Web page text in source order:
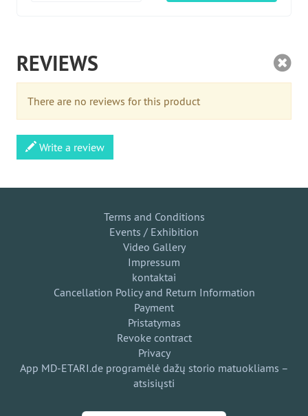
REVIEWS
There are no reviews for this product
Write a review
Terms and Conditions
Events / Exhibition
Video Gallery
Impressum
kontaktai
Cancellation Policy and Return Information
Payment
Pristatymas
Revoke contract
Privacy
App MD-ETARI.de programėlė dažų storio matuokliams –
atsisiųsti